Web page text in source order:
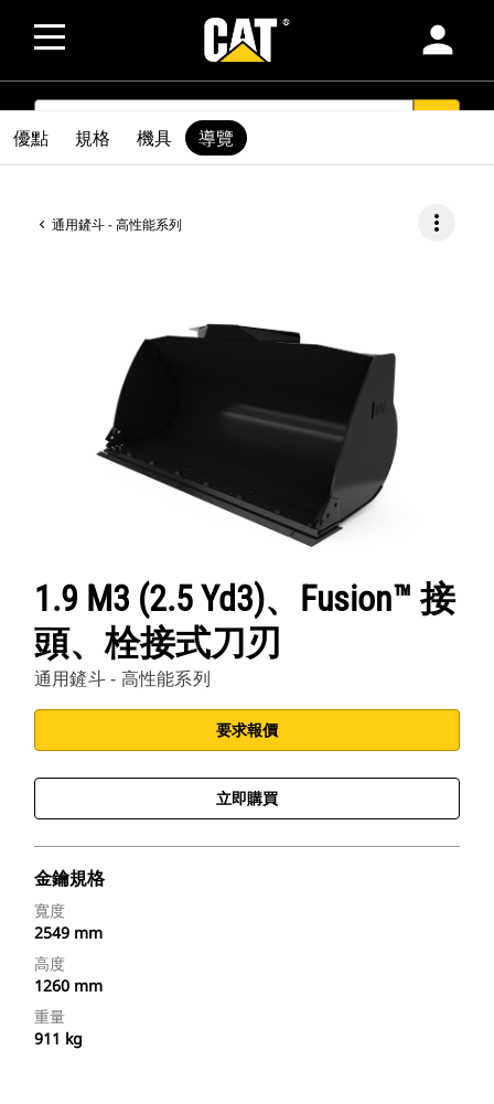
person
SEARCH
通用鏟斗 - 高性能系列 more_vert
1.9 M3 (2.5 Yd3)、Fusion™ 接
頭、栓接式刀刃
通用鏟斗 - 高性能系列
要求報價
立即購買
金鑰規格
寬度
2549 mm
高度
1260 mm
重量
911 kg
優點 規格 機具 導覽